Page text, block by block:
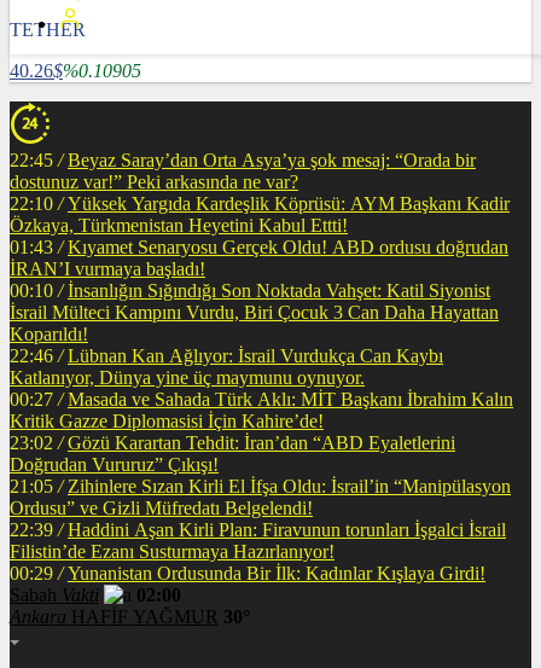
TETHER
40.26$%0.10905
22:45 / Beyaz Saray’dan Orta Asya’ya şok mesaj: “Orada bir
dostunuz var!” Peki arkasında ne var?
22:10 / Yüksek Yargıda Kardeşlik Köprüsü: AYM Başkanı Kadir
Özkaya, Türkmenistan Heyetini Kabul Ettti!
01:43 / Kıyamet Senaryosu Gerçek Oldu! ABD ordusu doğrudan
İRAN’I vurmaya başladı!
00:10 / İnsanlığın Sığındığı Son Noktada Vahşet: Katil Siyonist
İsrail Mülteci Kampını Vurdu, Biri Çocuk 3 Can Daha Hayattan
Koparıldı!
22:46 / Lübnan Kan Ağlıyor: İsrail Vurdukça Can Kaybı
Katlanıyor, Dünya yine üç maymunu oynuyor.
00:27 / Masada ve Sahada Türk Aklı: MİT Başkanı İbrahim Kalın
Kritik Gazze Diplomasisi İçin Kahire’de!
23:02 / Gözü Karartan Tehdit: İran’dan “ABD Eyaletlerini
Doğrudan Vururuz” Çıkışı!
21:05 / Zihinlere Sızan Kirli El İfşa Oldu: İsrail’in “Manipülasyon
Ordusu” ve Gizli Müfredatı Belgelendi!
22:39 / Haddini Aşan Kirli Plan: Firavunun torunları İşgalci İsrail
Filistin’de Ezanı Susturmaya Hazırlanıyor!
00:29 / Yunanistan Ordusunda Bir İlk: Kadınlar Kışlaya Girdi!
Sabah Vakti
02:00
Ankara HAFİF YAĞMUR 30°